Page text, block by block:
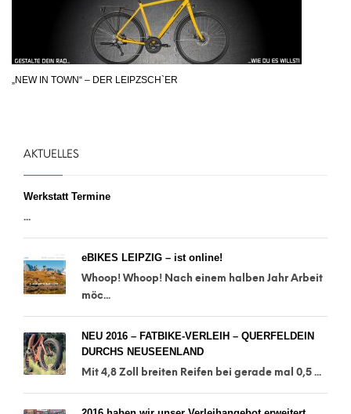
„NEW IN TOWN“ – DER LEIPZSCH`ER
AKTUELLES
Werkstatt Termine
...
eBIKES LEIPZIG – ist online!
Whoop! Whoop! Nach einem halben Jahr Arbeit
möc...
NEU 2016 – FATBIKE-VERLEIH – QUERFELDEIN
DURCHS NEUSEENLAND
Mit 4,8 Zoll breiten Reifen bei gerade mal 0,5 ...